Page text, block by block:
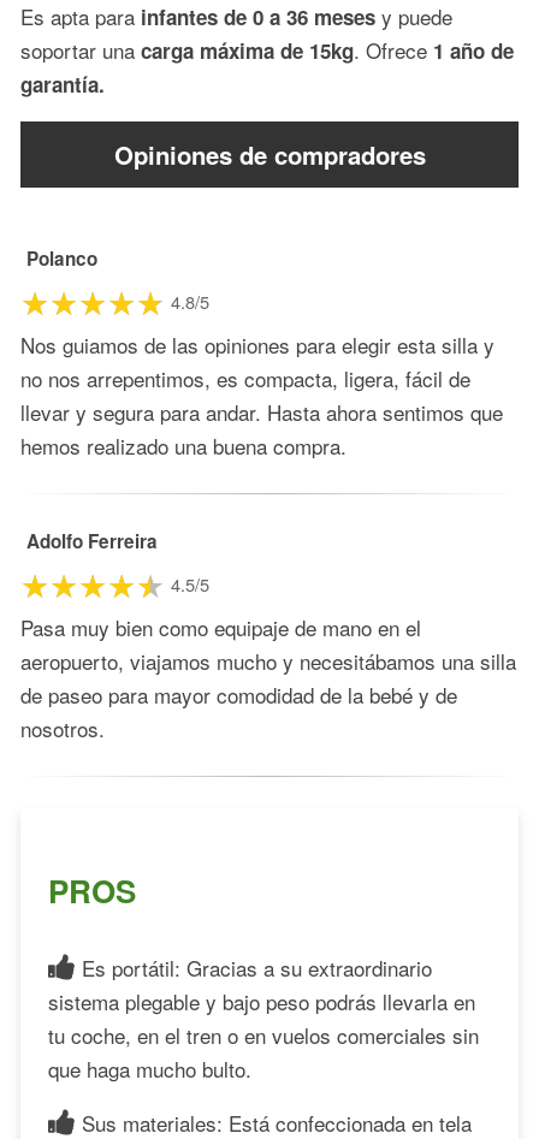
Es apta para infantes de 0 a 36 meses y puede
soportar una carga máxima de 15kg. Ofrece 1 año de
garantía.
Opiniones de compradores
Polanco
4.8/5
Nos guiamos de las opiniones para elegir esta silla y
no nos arrepentimos, es compacta, ligera, fácil de
llevar y segura para andar. Hasta ahora sentimos que
hemos realizado una buena compra.
Adolfo Ferreira
4.5/5
Pasa muy bien como equipaje de mano en el
aeropuerto, viajamos mucho y necesitábamos una silla
de paseo para mayor comodidad de la bebé y de
nosotros.
PROS
Es portátil: Gracias a su extraordinario
sistema plegable y bajo peso podrás llevarla en
tu coche, en el tren o en vuelos comerciales sin
que haga mucho bulto.
Sus materiales: Está confeccionada en tela